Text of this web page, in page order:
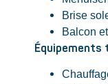
Brise
Balcon
Équipements